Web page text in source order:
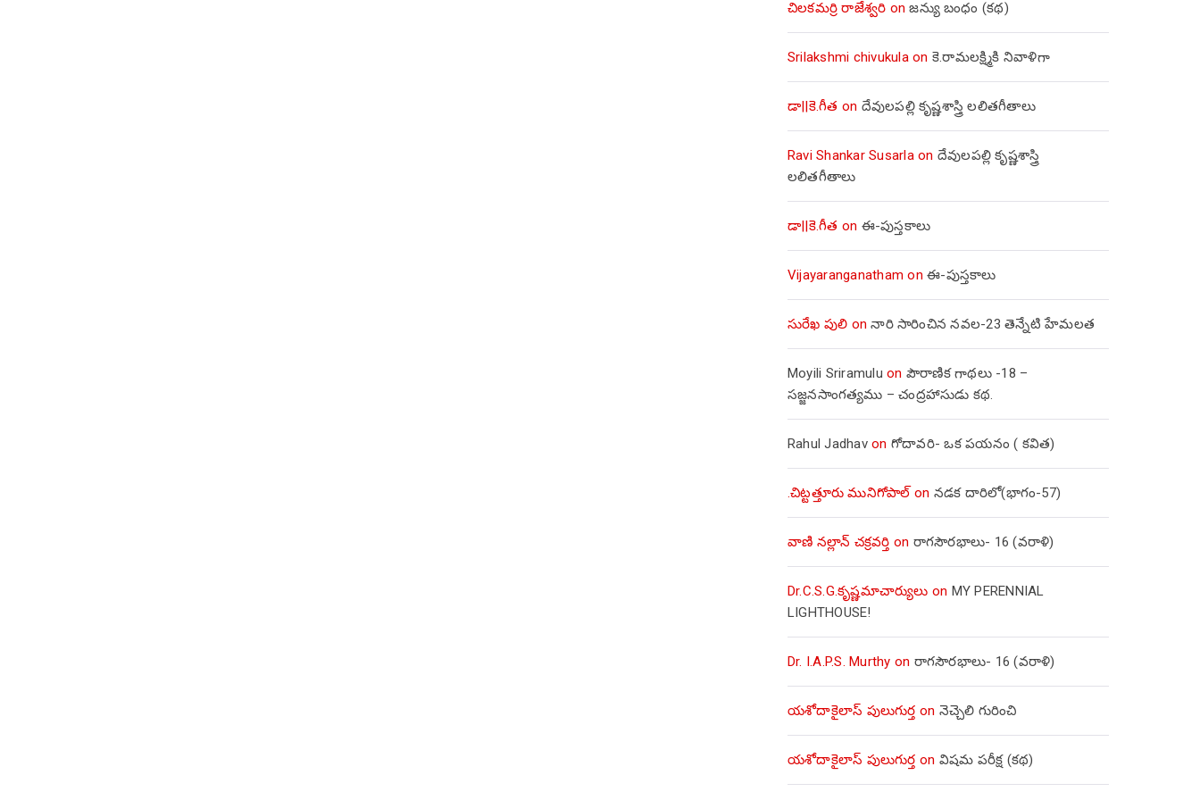
చిలకమర్రి రాజేశ్వరి onజన్యు బంధం (కథ)
Srilakshmi chivukulaon కె.రామలక్ష్మికి నివాళిగా
డా||కె.గీత on దేవులపల్లి కృష్ణశాస్త్రి లలితగీతాలు
Ravi Shankar Susarlaon దేవులపల్లి కృష్ణశాస్త్రి
లలితగీతాలు
డా||కె.గీత on ఈ-పుస్తకాలు
Vijayaranganatham onఈ-పుస్తకాలు
సురేఖ పులి onనారి సారించిన నవల-23 తెన్నేటి హేమలత
Moyili Sriramulu on పౌరాణిక గాథలు -18 –
సజ్జనసాంగత్యము – చంద్రహాసుడు కథ.
Rahul Jadhavon గోదావరి- ఒక పయనం ( కవిత)
.చిట్టత్తూరు మునిగోపాల్on నడక దారిలో(భాగం-57)
వాణి నల్లాన్ చక్రవర్తి on రాగసౌరభాలు- 16 (వరాళి)
Dr.C.S.G.కృష్ణమాచార్యులు on MY PERENNIAL
LIGHTHOUSE!
Dr. I.A.P.S. Murthy on రాగసౌరభాలు- 16 (వరాళి)
యశోదాకైలాస్ పులుగుర్త on నెచ్చెలి గురించి
యశోదాకైలాస్ పులుగుర్త on విషమ పరీక్ష (క‌థ‌)